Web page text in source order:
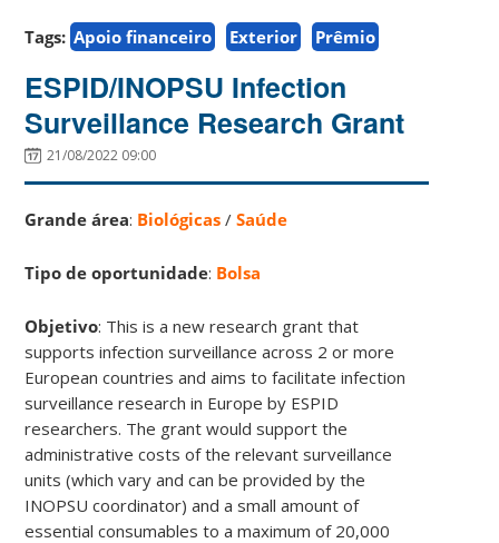
Tags: Apoio financeiro Exterior Prêmio
ESPID/INOPSU Infection
Surveillance Research Grant
21/08/2022 09:00
Grande área: Biológicas /Saúde
Tipo de oportunidade: Bolsa
Objetivo: This is a new research grant that
supports infection surveillance across 2 or more
European countries and aims to facilitate infection
surveillance research in Europe by ESPID
researchers. The grant would support the
administrative costs of the relevant surveillance
units (which vary and can be provided by the
INOPSU coordinator) and a small amount of
essential consumables to a maximum of 20,000